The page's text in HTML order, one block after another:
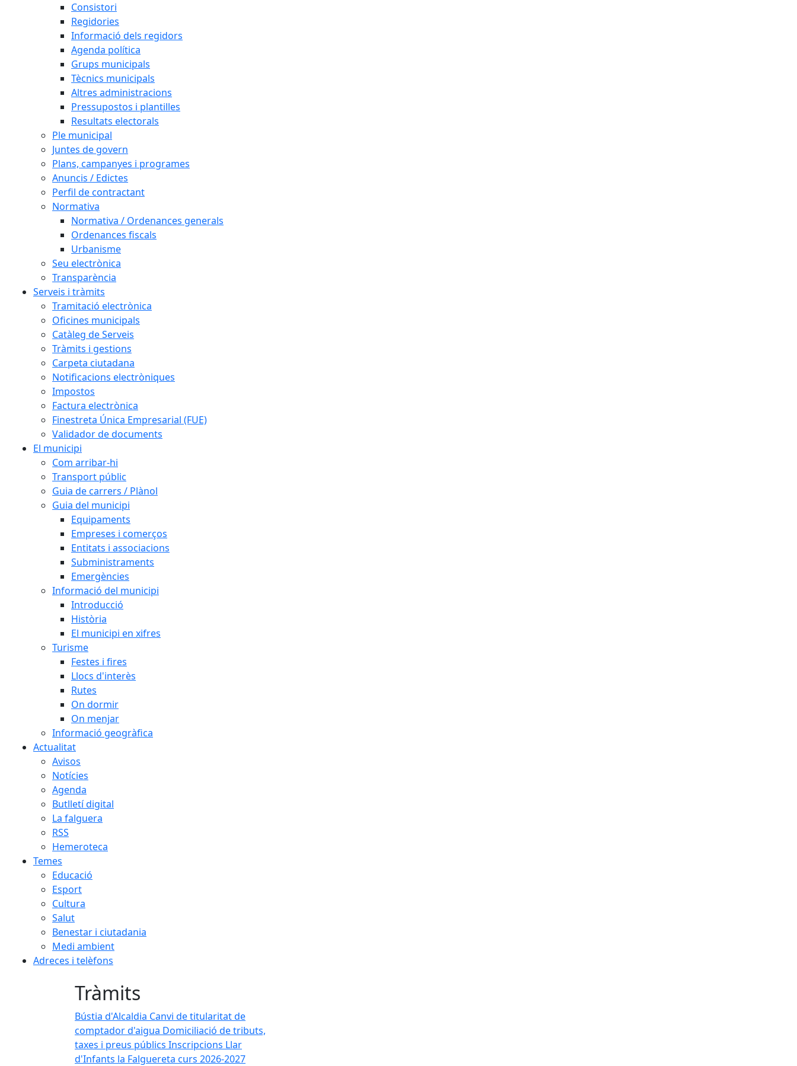
Consistori
Regidories
Informació dels regidors
Agenda política
Grups municipals
Tècnics municipals
Altres administracions
Pressupostos i plantilles
Resultats electorals
Ple municipal
Juntes de govern
Plans, campanyes i programes
Anuncis / Edictes
Perfil de contractant
Normativa
Normativa / Ordenances generals
Ordenances fiscals
Urbanisme
Seu electrònica
Transparència
Serveis i tràmits
Tramitació electrònica
Oficines municipals
Catàleg de Serveis
Tràmits i gestions
Carpeta ciutadana
Notificacions electròniques
Impostos
Factura electrònica
Finestreta Única Empresarial (FUE)
Validador de documents
El municipi
Com arribar-hi
Transport públic
Guia de carrers / Plànol
Guia del municipi
Equipaments
Empreses i comerços
Entitats i associacions
Subministraments
Emergències
Informació del municipi
Introducció
Història
El municipi en xifres
Turisme
Festes i fires
Llocs d'interès
Rutes
On dormir
On menjar
Informació geogràfica
Actualitat
Avisos
Notícies
Agenda
Butlletí digital
La falguera
RSS
Hemeroteca
Temes
Educació
Esport
Cultura
Salut
Benestar i ciutadania
Medi ambient
Adreces i telèfons
Tràmits
Bústia d'Alcaldia Canvi de titularitat de
comptador d'aigua Domiciliació de tributs,
taxes i preus públics Inscripcions Llar
d'Infants la Falguereta curs 2026-2027